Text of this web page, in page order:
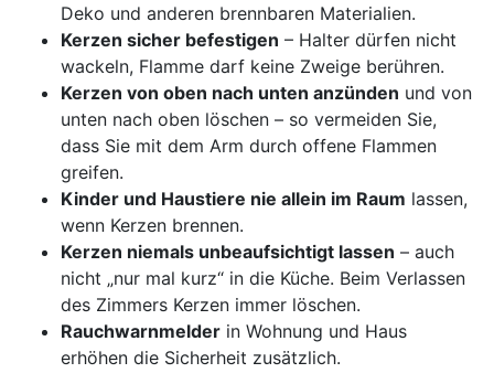
Deko und anderen brennbaren Materialien.
Kerzen sicher befestigen – Halter dürfen nicht
wackeln, Flamme darf keine Zweige berühren.
Kerzen von oben nach unten anzünden und von
unten nach oben löschen – so vermeiden Sie,
dass Sie mit dem Arm durch offene Flammen
greifen.
Kinder und Haustiere nie allein im Raum lassen,
wenn Kerzen brennen.
Kerzen niemals unbeaufsichtigt lassen – auch
nicht „nur mal kurz“ in die Küche. Beim Verlassen
des Zimmers Kerzen immer löschen.
Rauchwarnmelder in Wohnung und Haus
erhöhen die Sicherheit zusätzlich.